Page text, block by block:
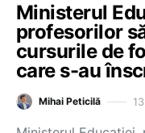
Ministerul
profesorilor
cursurile de
care s-au
Mihai Peticilă